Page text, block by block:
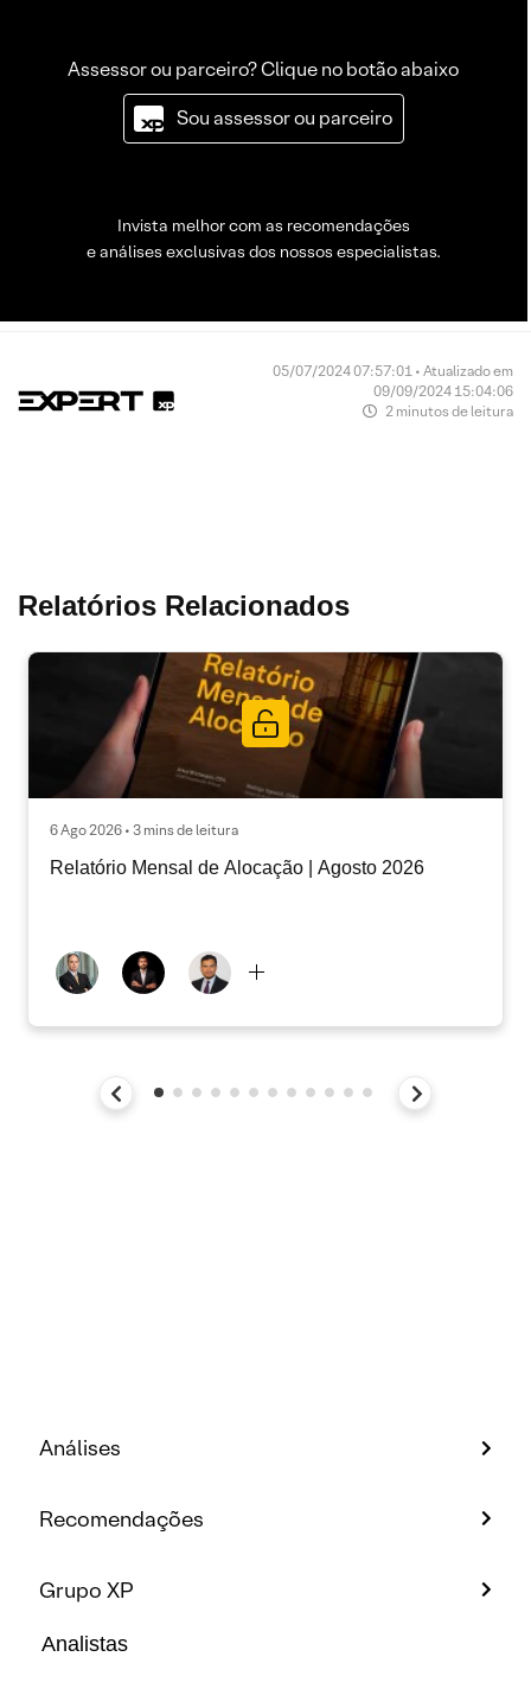
Assessor ou parceiro? Clique no botão abaixo
Sou assessor ou parceiro
Invista melhor com as recomendações
e análises exclusivas dos nossos especialistas.
05/07/2024 07:57:01 • Atualizado em
09/09/2024 15:04:06
2 minutos de leitura
Relatórios Relacionados
6 Ago 2026 • 3 mins de leitura
Relatório Mensal de Alocação | Agosto 2026
Análises
Recomendações
Grupo XP
Analistas